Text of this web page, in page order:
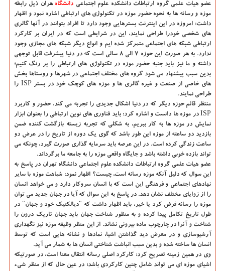
عضو هیات علمی گروه ارتباطات دانشكده علوم اجتماعی دانشگاه‌ هران ذیل رابطه
موزه و رسانه ها به نحوه حضور موزه در تكنولوژی های ارتباطی اشاره نمود و اظهار
داشت: امروزه در این اینترنت بسترهایی وجود دارد تا افراد بتوانند در آنها گالری
های شخصی خودرا طراحی نمایند، این در شرایطی است كه در ایران بر كاركرد
ارتباطی شبكه های اجتماعی متمركز شده ایم و انواع دیگر شبكه های مجازی وجود
ندارد. به هر صورت این حوزه ۷ الی ۸ سالی است كه در دنیا پیشرفت قابل توجهی
داشته و ما نیز باید جنبه حضور موزه در تكنولوژی های ارتباطی را پر رنگ كنیم؛
بدین سبب پیشنهاد می شود گروه های مختلف اجتماعی در شهرها و روستاها بخش
های خاصی از صنعت و غیره گالری ها و موزه های كوچك خود در بستر ISP را
طراحی نمایند.
منتظر قائم حوزه دیگر كه در دنیا اشكال جدیدی را تجربه می كند، حضور و كاربرد
ISP در موزه ها دانست و اشاره كرد:
باید فناوری های نوین ارتباطی را بعنوان ابزار
نمایش در موزه ها به كار ببریم، به شكلی كه تجربه زیسته بازگشت كننده ضمن
بازدید دو ساعته از موزه این طور باشد كه گوی یك دوره از تاریخ را در عرض دو
ساعت زندگی كرده است. در این عرصه باید سرمایه گذاری صورت گیرد، چونكه می
تواند بازده خوبی داشته باشد و جایگاه واقعی موزه را به جامعه ما برگرداند.
عضو هیات علمی گروه ارتباطات دانشكده علوم اجتماعی دانشگاه تهران در پاسخ به
این سوال كه دلیل آنكه موزه رسانه است، چیست؟ اظهار نمود: شباهت موزه با سایر
نهادهای اجتماعی و فرهنگی این است كه با انسان سروكار دارد و می خواهد انسان
را از زوایای مختلف نشان دهد. در پاسخ به این سوال كه آیا در جهان جدید می توان
موزه را رسانه فرض كرد یا خیر، باید اظهار داشت كه "دیالكتیك خود و جهان" در
طول تاریخ تكامل پیدا كرده و به منظور شناخت جهان باید جهان تاریك درون را
شناخت و آنرا در چارچوب ماده بیرونی نشاند. از این منظر وظیفه موزه نیز نگهداری
آرشیوسازی و در معرض دید گذاشتن اشیا، نمادها و نشانه هایی است كه توسط
انسان ها ساخته شده و بدین سبب انباشت شناختی انسان ها به شمار می آید.
وی در همین زمینه تصریح كرد: كاركرد اصلی رسانه انتقال معنا است، در صورتیكه
اشیای موزه ای می تواند شامل چنین كاركردی باشد؛ در عین حال كه از منظر شیء